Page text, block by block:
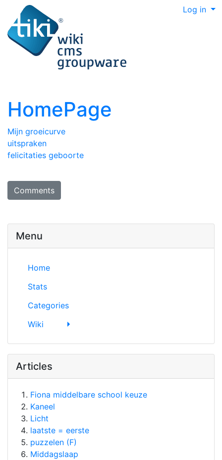
Log in
HomePage
Mijn groeicurve
uitspraken
felicitaties geboorte
Comments
Menu
Home
Stats
Categories
Wiki
Articles
Fiona middelbare school keuze
Kaneel
Licht
laatste = eerste
puzzelen (F)
Middagslaap